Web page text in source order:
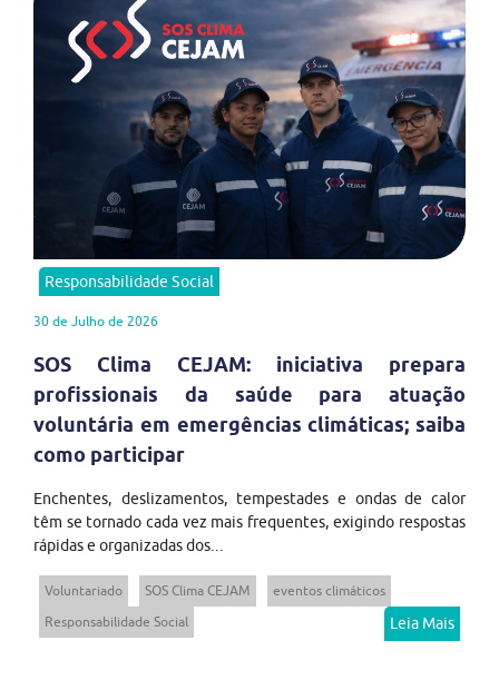
Responsabilidade Social
30 de Julho de 2026
SOS Clima CEJAM: iniciativa prepara
profissionais da saúde para atuação
voluntária em emergências climáticas; saiba
como participar
Enchentes, deslizamentos, tempestades e ondas de calor
têm se tornado cada vez mais frequentes, exigindo respostas
rápidas e organizadas dos...
Voluntariado SOS Clima CEJAM
eventos climáticos
Responsabilidade Social
Leia Mais